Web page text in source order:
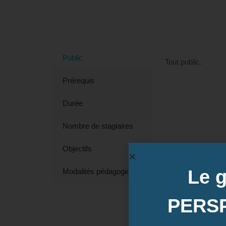
Public
Prérequis
Durée
Nombre de stagiaires
Objectifs
Modalités pédagogiques
Tout public.
Le